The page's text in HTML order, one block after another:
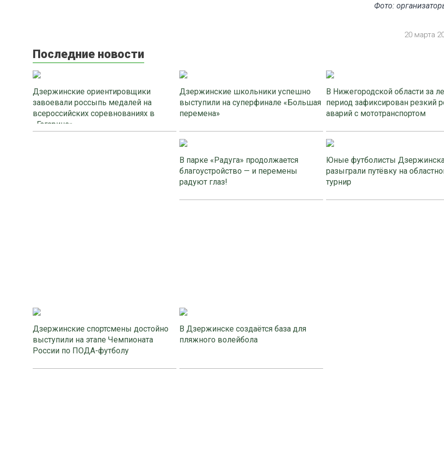
Фото:
20 марта
Последние новости
Дзержинские ориентировщики
завоевали россыпь медалей на
всероссийских соревнованиях в
«Гагарино»
Дзержинские школьники успешно
выступили на суперфинале «Большая
перемена»
В Нижегородской области за
период зафиксирован резкий
аварий с мототранспортом
В парке «Радуга» продолжается
благоустройство — и перемены
радуют глаз!
Юные футболисты
разыграли путёвку на
турнир
Дзержинские спортсмены достойно
выступили на этапе Чемпионата
России по ПОДА-футболу
В Дзержинске создаётся база для
пляжного волейбола